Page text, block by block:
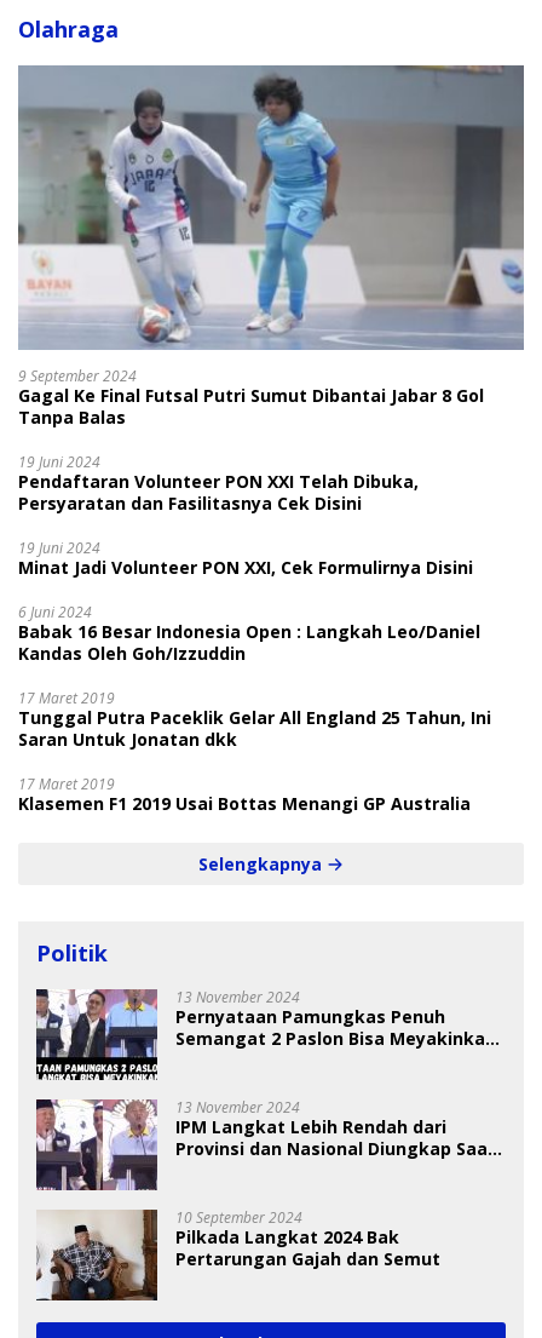
Olahraga
9 September 2024
Gagal Ke Final Futsal Putri Sumut Dibantai Jabar 8 Gol
Tanpa Balas
19 Juni 2024
Pendaftaran Volunteer PON XXI Telah Dibuka,
Persyaratan dan Fasilitasnya Cek Disini
19 Juni 2024
Minat Jadi Volunteer PON XXI, Cek Formulirnya Disini
6 Juni 2024
Babak 16 Besar Indonesia Open : Langkah Leo/Daniel
Kandas Oleh Goh/Izzuddin
17 Maret 2019
Tunggal Putra Paceklik Gelar All England 25 Tahun, Ini
Saran Untuk Jonatan dkk
17 Maret 2019
Klasemen F1 2019 Usai Bottas Menangi GP Australia
Selengkapnya
Politik
13 November 2024
Pernyataan Pamungkas Penuh
Semangat 2 Paslon Bisa Meyakinkan
13 November 2024
IPM Langkat Lebih Rendah dari
Provinsi dan Nasional Diungkap Saat
10 September 2024
Pilkada Langkat 2024 Bak
Pertarungan Gajah dan Semut